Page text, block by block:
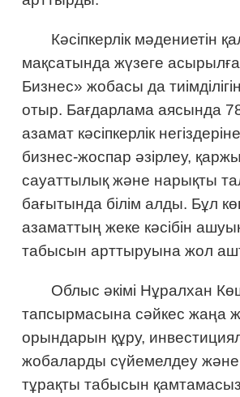
Кәсіпкерлік мәдениетін
мақсатында жүзеге
Бизнес» жобасы да
отыр. Бағдарлама аясында
азамат кәсіпкерлік
бизнес-жоспар әзірлеу,
сауаттылық және нарықты
бағытында білім алды. Бұл
азаматтың жеке кәсібін
табысын арттыруына жол
Облыс әкімі Нұралхан
тапсырмасына сәйкес жаңа
орындарын құру,
жобаларды сүйемелдеу
тұрақты табысын